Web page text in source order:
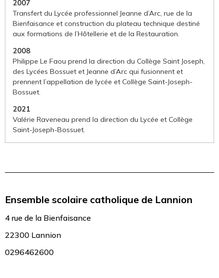
2007
Transfert du Lycée professionnel Jeanne d’Arc, rue de la
Bienfaisance et construction du plateau technique destiné
aux formations de l’Hôtellerie et de la Restauration.
2008
Philippe Le Faou prend la direction du Collège Saint Joseph,
des Lycées Bossuet et Jeanne d’Arc qui fusionnent et
prennent l’appellation de lycée et Collège Saint-Joseph-
Bossuet.
2021
Valérie Raveneau prend la direction du Lycée et Collège
Saint-Joseph-Bossuet.
Ensemble scolaire catholique de Lannion
4 rue de la Bienfaisance
22300 Lannion
0296462600